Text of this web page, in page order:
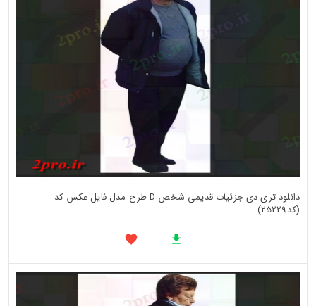
دانلود تری دی جزئیات قدیمی شخص D طرح مدل فایل عکس کد
(کد25229)